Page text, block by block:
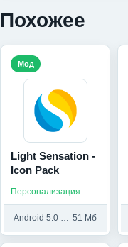
Похожее
Light Sensation -
Icon Pack
Персонализация
Android 5.0 и выше 51 Мб
Мод